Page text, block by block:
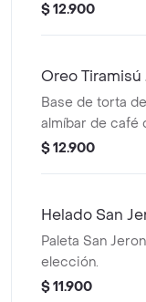
$ 12.900
Oreo Tiramisú
Base de torta
almíbar de café
tiramisú y Oreo.
$ 12.900
Helado San
Paleta San
elección.
$ 11.900